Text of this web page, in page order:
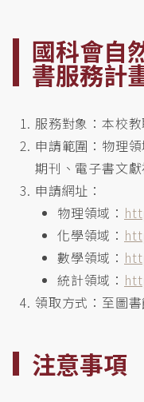
國科會自
書服務計
服務對象：本校
申請範圍：物理
期刊、電子書文獻
申請網址：
物理領域：
化學領域：
數學領域：
統計領域：
領取方式：至圖
注意事項